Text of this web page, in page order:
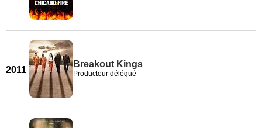
2011
Breakout Kings
Producteur délégué